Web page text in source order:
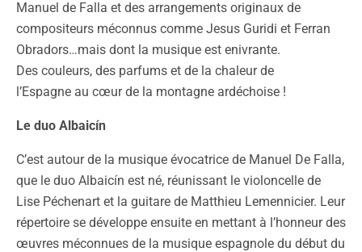
Manuel de Falla et des arrangements originaux de
compositeurs méconnus comme Jesus Guridi et Ferran
Obradors…mais dont la musique est enivrante.
Des couleurs, des parfums et de la chaleur de
l’Espagne au cœur de la montagne ardéchoise !
Le duo Albaicín
C’est autour de la musique évocatrice de Manuel De Falla,
que le duo Albaicín est né, réunissant le violoncelle de
Lise Péchenart et la guitare de Matthieu Lemennicier. Leur
répertoire se développe ensuite en mettant à l’honneur des
œuvres méconnues de la musique espagnole du début du